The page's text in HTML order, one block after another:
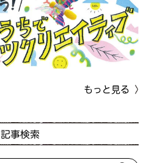
もっと見る
記事検索